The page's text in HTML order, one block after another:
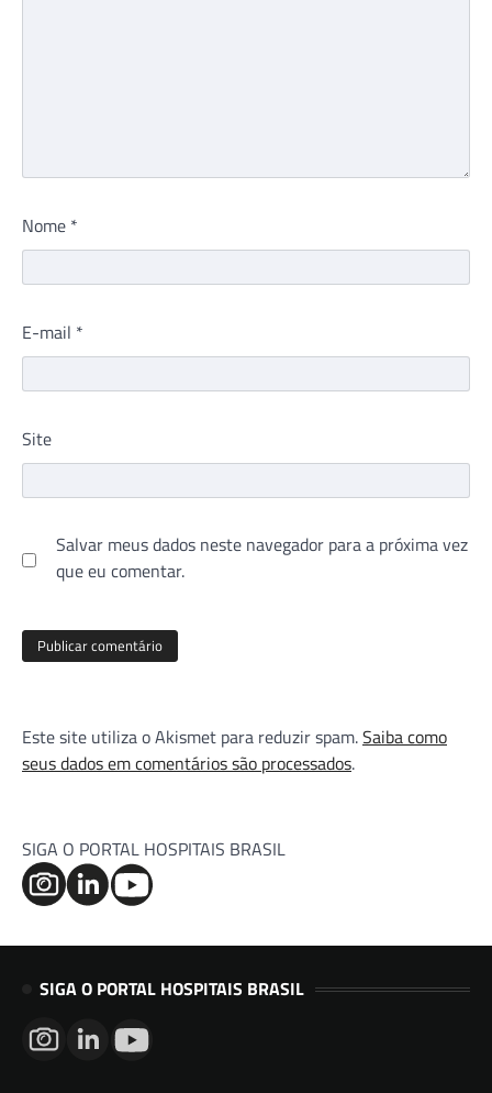
Nome *
E-mail *
Site
Salvar meus dados neste navegador para a próxima vez
que eu comentar.
Este site utiliza o Akismet para reduzir spam.Saiba como
seus dados em comentários são processados.
SIGA O PORTAL HOSPITAIS BRASIL
SIGA O PORTAL HOSPITAIS BRASIL